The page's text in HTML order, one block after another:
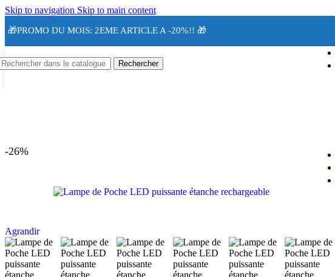
Skip to navigation Skip to main content
🎁PROMO DU MOIS: 2EME ARTICLE A -20%!! 🎁
Rechercher
-26%
Agrandir